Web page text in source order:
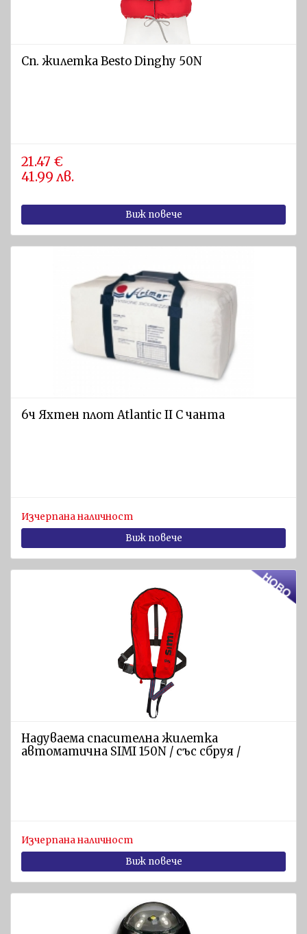
Сп. жилетка Besto Dinghy 50N
21.47 €
41.99 лв.
Виж повече
6ч Яхтен плот Atlantic II C чанта
Изчерпана наличност
Виж повече
Надуваема спасителна жилетка
автоматична SIMI 150N / със сбруя /
Изчерпана наличност
Виж повече